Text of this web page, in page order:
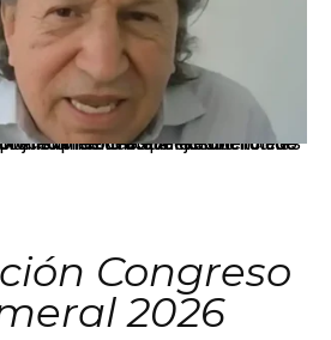
por el expresidente Alejandro Toledo será evaluada por la Comisión de Gracias Presidenciales conforme al procedimiento establecido.
Congreso
2026